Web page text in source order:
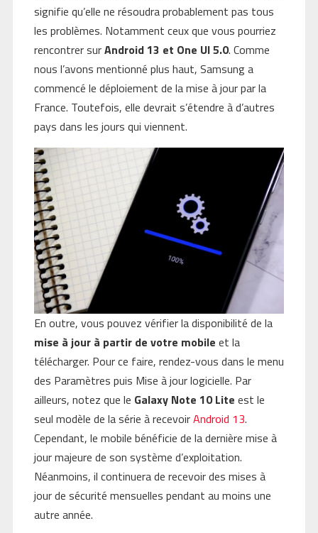
signifie qu’elle ne résoudra probablement pas tous
les problèmes. Notamment ceux que vous pourriez
rencontrer surAndroid 13 et One UI 5.0. Comme
nous l’avons mentionné plus haut, Samsung a
commencé le déploiement de la mise à jour par la
France. Toutefois, elle devrait s’étendre à d’autres
pays dans les jours qui viennent.
En outre, vous pouvez vérifier la disponibilité de la
mise à jour à partir de votre mobile et la
télécharger. Pour ce faire, rendez-vous dans le menu
des Paramètres puis Mise à jour logicielle. Par
ailleurs, notez que le Galaxy Note 10 Lite est le
seul modèle de la série à recevoirAndroid 13.
Cependant, le mobile bénéficie de la dernière mise à
jour majeure de son système d’exploitation.
Néanmoins, il continuera de recevoir des mises à
jour de sécurité mensuelles pendant au moins une
autre année.